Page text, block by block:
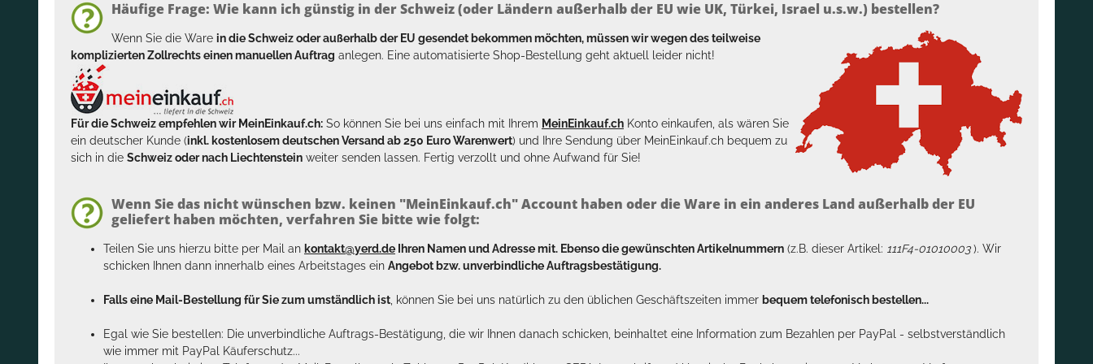
Häufige Frage: Wie kann ich günstig in der Schweiz (oder Ländern außerhalb der EU wie UK, Türkei, Israel u.s.w.) bestellen?
Wenn Sie die Ware in die Schweiz oder außerhalb der EU gesendet bekommen möchten, müssen wir wegen des teilweise
komplizierten Zollrechts einen manuellen Auftrag anlegen. Eine automatisierte Shop-Bestellung geht aktuell leider nicht!
Für die Schweiz empfehlen wir MeinEinkauf.ch: So können Sie bei uns einfach mit Ihrem MeinEinkauf.ch Konto einkaufen, als wären Sie
ein deutscher Kunde (inkl. kostenlosem deutschen Versand ab 250 Euro Warenwert) und Ihre Sendung über MeinEinkauf.ch bequem zu
sich in die Schweiz oder nach Liechtenstein weiter senden lassen. Fertig verzollt und ohne Aufwand für Sie!
Wenn Sie das nicht wünschen bzw. keinen "MeinEinkauf.ch" Account haben oder die Ware in ein anderes Land außerhalb der EU
geliefert haben möchten, verfahren Sie bitte wie folgt:
Teilen Sie uns hierzu bitte per Mail an kontakt@yerd.de Ihren Namen und Adresse mit. Ebenso die gewünschten Artikelnummern (z.B. dieser Artikel: 111F4-01010003). Wir
schicken Ihnen dann innerhalb eines Arbeitstages ein Angebot bzw. unverbindliche Auftragsbestätigung.
Falls eine Mail-Bestellung für Sie zum umständlich ist , können Sie bei uns natürlich zu den üblichen Geschäftszeiten immer bequem telefonisch bestellen...
Egal wie Sie bestellen: Die unverbindliche Auftrags-Bestätigung, die wir Ihnen danach schicken, beinhaltet eine Information zum Bezahlen per PayPal - selbstverständlich
wie immer mit PayPal Käuferschutz...